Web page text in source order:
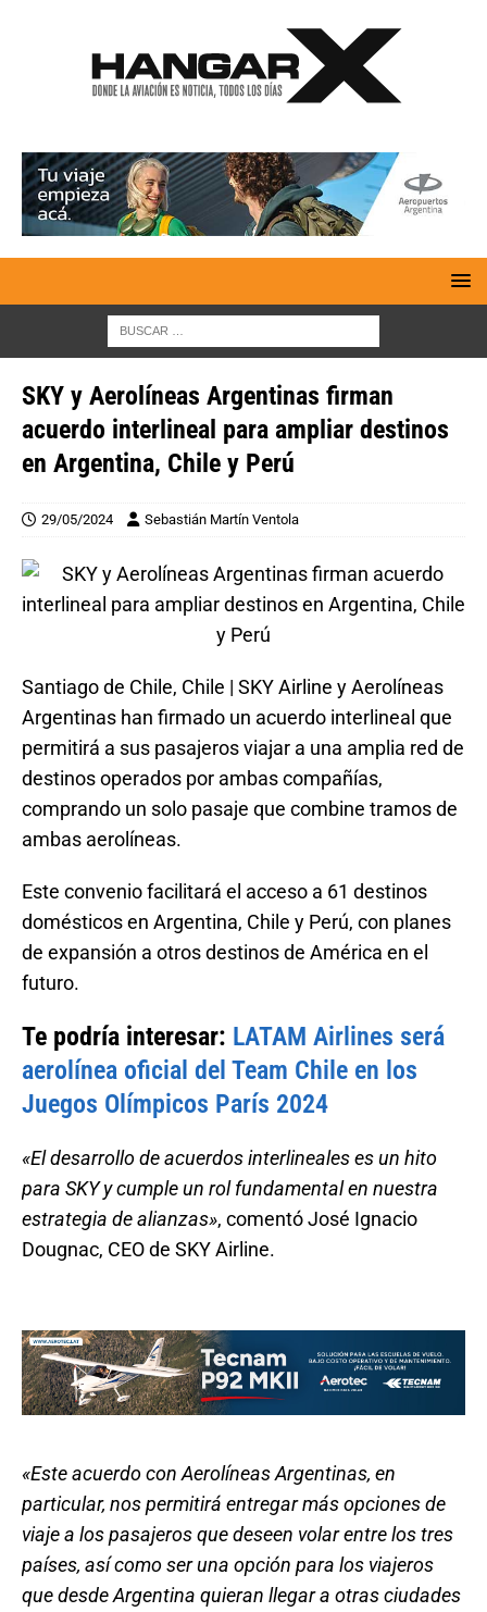
SKY y Aerolíneas Argentinas firman
acuerdo interlineal para ampliar destinos
en Argentina, Chile y Perú
29/05/2024 Sebastián Martín Ventola
Santiago de Chile, Chile | SKY Airline y Aerolíneas
Argentinas han firmado un acuerdo interlineal que
permitirá a sus pasajeros viajar a una amplia red de
destinos operados por ambas compañías,
comprando un solo pasaje que combine tramos de
ambas aerolíneas.
Este convenio facilitará el acceso a 61 destinos
domésticos en Argentina, Chile y Perú, con planes
de expansión a otros destinos de América en el
futuro.
Te podría interesar: LATAM Airlines será
aerolínea oficial del Team Chile en los
Juegos Olímpicos París 2024
«El desarrollo de acuerdos interlineales es un hito
para SKY y cumple un rol fundamental en nuestra
estrategia de alianzas», comentó José Ignacio
Dougnac, CEO de SKY Airline.
«Este acuerdo con Aerolíneas Argentinas, en
particular, nos permitirá entregar más opciones de
viaje a los pasajeros que deseen volar entre los tres
países, así como ser una opción para los viajeros
que desde Argentina quieran llegar a otras ciudades